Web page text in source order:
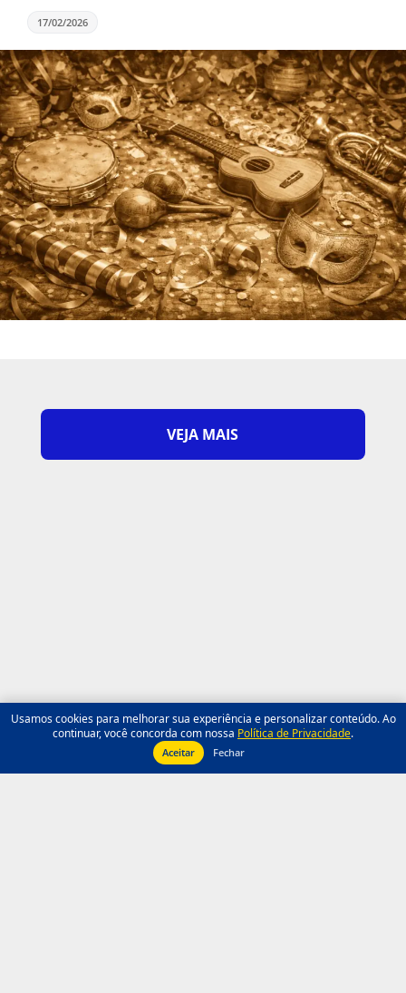
17/02/2026
VEJA MAIS
Usamos cookies para melhorar sua experiência e personalizar conteúdo. Ao
continuar, você concorda com nossa Política de Privacidade.
Aceitar Fechar